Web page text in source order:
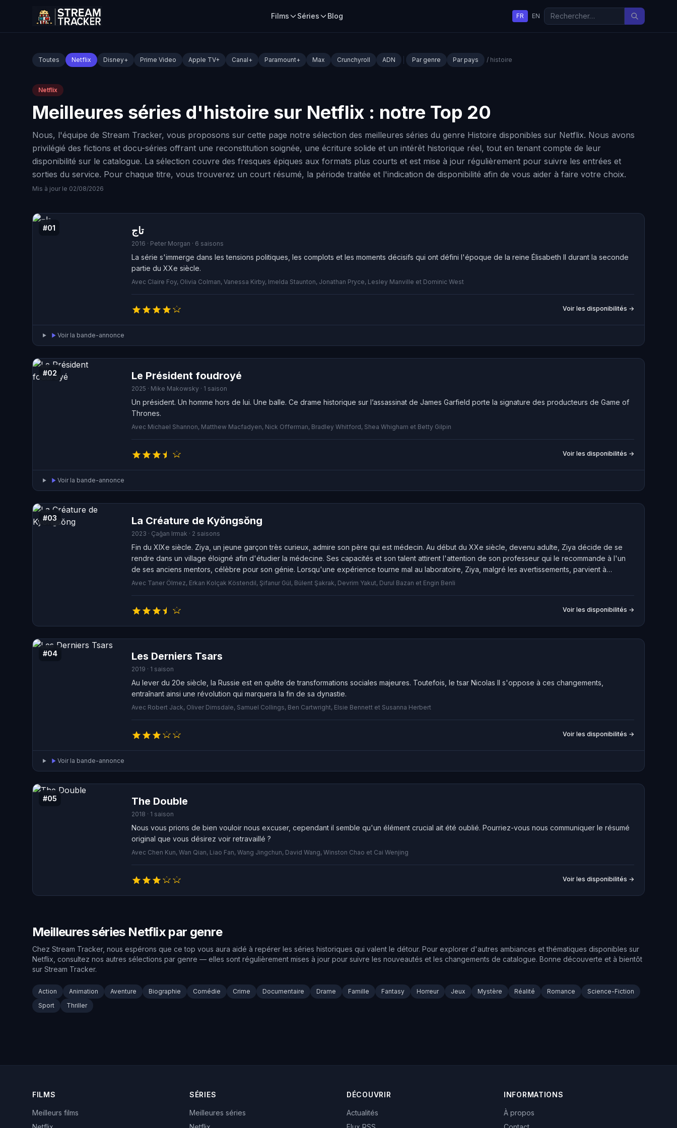
Films Séries Blog FR EN
Toutes Netflix Disney+ Prime Video Apple TV+ Canal+ Paramount+ Max Crunchyroll ADN Par genre Par pays / histoire
Netflix
Meilleures séries d'histoire sur Netflix : notre Top 20
Nous, l'équipe de Stream Tracker, vous proposons sur cette page notre sélection des meilleures séries du genre Histoire disponibles sur Netflix. Nous avons
privilégié des fictions et docu-séries offrant une reconstitution soignée, une écriture solide et un intérêt historique réel, tout en tenant compte de leur
disponibilité sur le catalogue. La sélection couvre des fresques épiques aux formats plus courts et est mise à jour régulièrement pour suivre les entrées et
sorties du service. Pour chaque titre, vous trouverez un court résumé, la période traitée et l'indication de disponibilité afin de vous aider à faire votre choix.
Mis à jour le 02/08/2026
#01 تاج
2016 · Peter Morgan · 6 saisons
La série s'immerge dans les tensions politiques, les complots et les moments décisifs qui ont défini l'époque de la reine Élisabeth II durant la seconde
partie du XXe siècle.
Avec Claire Foy, Olivia Colman, Vanessa Kirby, Imelda Staunton, Jonathan Pryce, Lesley Manville et Dominic West
Voir les disponibilités →
Voir la bande-annonce
#02 Le Président foudroyé
2025 · Mike Makowsky · 1 saison
Un président. Un homme hors de lui. Une balle. Ce drame historique sur l’assassinat de James Garfield porte la signature des producteurs de Game of
Thrones.
Avec Michael Shannon, Matthew Macfadyen, Nick Offerman, Bradley Whitford, Shea Whigham et Betty Gilpin
Voir les disponibilités →
Voir la bande-annonce
#03 La Créature de Kyŏngsŏng
2023 · Çağan Irmak · 2 saisons
Fin du XIXe siècle. Ziya, un jeune garçon très curieux, admire son père qui est médecin. Au début du XXe siècle, devenu adulte, Ziya décide de se
rendre dans un village éloigné afin d'étudier la médecine. Ses capacités et son talent attirent l'attention de son professeur qui le recommande à l'un
de ses anciens mentors, célèbre pour son génie. Lorsqu'une expérience tourne mal au laboratoire, Ziya, malgré les avertissements, parvient à
ramener son professeur à la vie.
Avec Taner Ölmez, Erkan Kolçak Köstendil, Şifanur Gül, Bülent Şakrak, Devrim Yakut, Durul Bazan et Engin Benli
Voir les disponibilités →
#04 Les Derniers Tsars
2019 · 1 saison
Au lever du 20e siècle, la Russie est en quête de transformations sociales majeures. Toutefois, le tsar Nicolas II s'oppose à ces changements,
entraînant ainsi une révolution qui marquera la fin de sa dynastie.
Avec Robert Jack, Oliver Dimsdale, Samuel Collings, Ben Cartwright, Elsie Bennett et Susanna Herbert
Voir les disponibilités →
Voir la bande-annonce
#05 The Double
2018 · 1 saison
Nous vous prions de bien vouloir nous excuser, cependant il semble qu'un élément crucial ait été oublié. Pourriez-vous nous communiquer le résumé
original que vous désirez voir retravaillé ?
Avec Chen Kun, Wan Qian, Liao Fan, Wang Jingchun, David Wang, Winston Chao et Cai Wenjing
Voir les disponibilités →
Meilleures séries Netflix par genre
Chez Stream Tracker, nous espérons que ce top vous aura aidé à repérer les séries historiques qui valent le détour. Pour explorer d'autres ambiances et thématiques disponibles sur
Netflix, consultez nos autres sélections par genre — elles sont régulièrement mises à jour pour suivre les nouveautés et les changements de catalogue. Bonne découverte et à bientôt
sur Stream Tracker.
Action Animation Aventure Biographie Comédie Crime Documentaire Drame Famille Fantasy Horreur Jeux Mystère Réalité Romance
Science-Fiction
Sport
Thriller
FILMS
Meilleurs films
SÉRIES
Meilleures séries
DÉCOUVRIR
Actualités
INFORMATIONS
À propos